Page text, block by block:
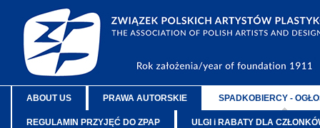
ABOUT US PRAWA AUTORSKIE SPADKOBIERCY -
REGULAMIN PRZYJĘĆ DO ZPAP ULGI i RABATY DLA